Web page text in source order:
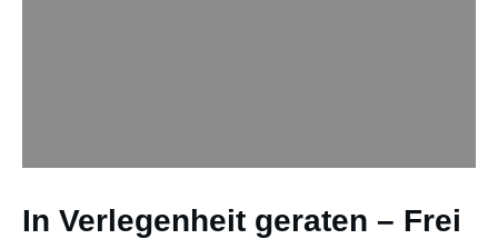
In Verlegenheit geraten – Frei